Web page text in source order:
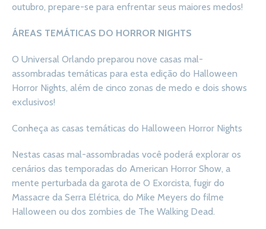
outubro, prepare-se para enfrentar seus maiores medos!
ÁREAS TEMÁTICAS DO HORROR NIGHTS
O Universal Orlando preparou nove casas mal-
assombradas temáticas para esta edição do Halloween
Horror Nights, além de cinco zonas de medo e dois shows
exclusivos!
Conheça as casas temáticas do Halloween Horror Nights
Nestas casas mal-assombradas você poderá explorar os
cenários das temporadas do American Horror Show, a
mente perturbada da garota de O Exorcista, fugir do
Massacre da Serra Elétrica, do Mike Meyers do filme
Halloween ou dos zombies de The Walking Dead.